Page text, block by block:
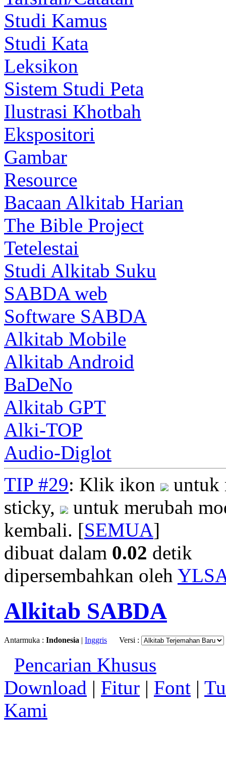
Studi Kamus
Studi Kata
Leksikon
Sistem Studi Peta
Ilustrasi Khotbah
Ekspositori
Gambar
Resource
Bacaan Alkitab Harian
The Bible Project
Tetelestai
Studi Alkitab Suku
SABDA web
Software SABDA
Alkitab Mobile
Alkitab Android
BaDeNo
Alkitab GPT
Alki-TOP
Audio-Diglot
TIP #29: Klik ikon
untuk
sticky,
untuk merubah
kembali. [SEMUA]
dibuat dalam 0.02 detik
dipersembahkan oleh
Alkitab SABDA
Antarmuka : Indonesia | Inggris Versi :
Pencarian Khusus
Download | Fitur | Font |
Kami